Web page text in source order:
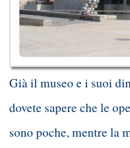
Già il museo e i suoi
dovete sapere che le
sono poche, mentre la